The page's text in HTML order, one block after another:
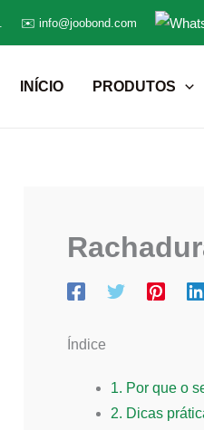
✉️ info@joobond.com
INÍCIO PRODUTOS
Índice
1. Por que o
2. Dicas